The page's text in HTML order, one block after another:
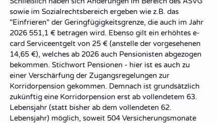
sowie im Sozialrechtsbereich ergeben wie z.B. das
"Einfrieren" der Geringfügigkeitsgrenze, die auch im Jahr
2026 551,1 € betragen wird. Ebenso gilt ein erhöhtes e-
card Serviceentgelt von 25 € (anstelle der vorgesehenen
14,65 €), welches ab 2026 auch Pensionisten abgezogen
bekommen. Stichwort Pensionen - hier ist es auch zu
einer Verschärfung der Zugangsregelungen zur
Korridorpension gekommen. Demnach ist grundsätzlich
zukünftig eine Korridorpension erst ab vollendetem 63.
Lebensjahr (statt bisher ab dem vollendeten 62.
Lebensjahr) möglich, soweit 504 Versicherungsmonate